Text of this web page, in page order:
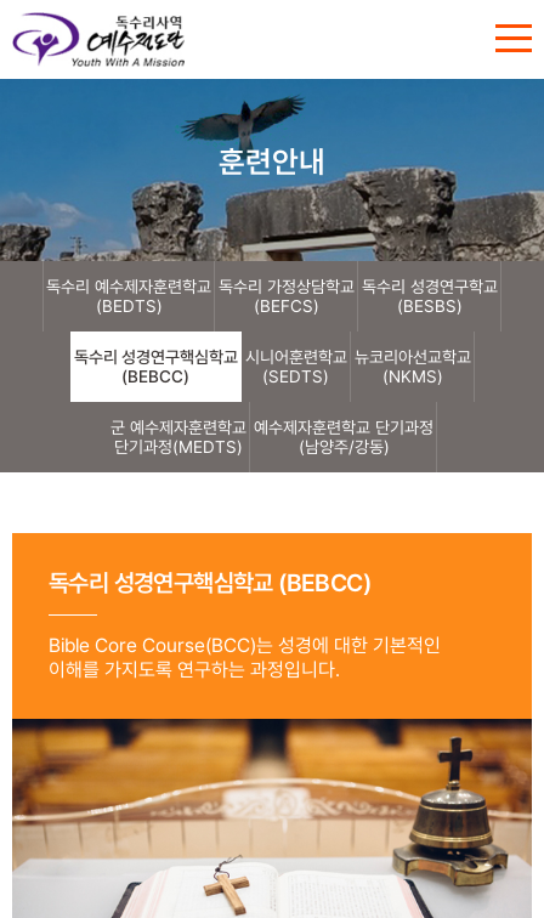
훈련안내
독수리 예수제자훈련학교
(BEDTS)
독수리 가정상담학교
(BEFCS)
독수리 성경연구학교
(BESBS)
독수리 성경연구핵심학교
(BEBCC)
시니어훈련학교
(SEDTS)
뉴코리아선교학교
(NKMS)
군 예수제자훈련학교
단기과정(MEDTS)
예수제자훈련학교 단기과정
(남양주/강동)
독수리 성경연구핵심학교 (BEBCC)
Bible Core Course(BCC)는 성경에 대한 기본적인
이해를 가지도록 연구하는 과정입니다.